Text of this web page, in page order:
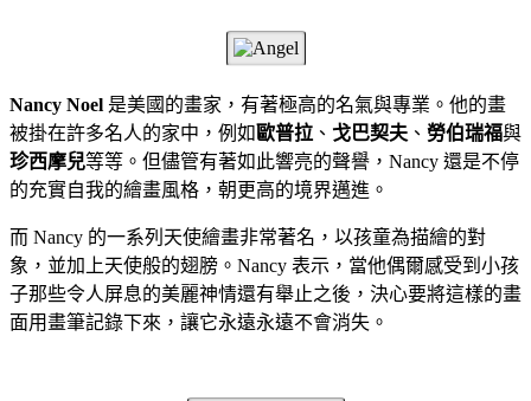
Nancy Noel 是美國的畫家，有著極高的名氣與專業。他的畫
被掛在許多名人的家中，例如歐普拉 、 戈巴契夫 、 勞伯瑞福與
珍西摩兒等等。但儘管有著如此響亮的聲譽，Nancy 還是不停
的充實自我的繪畫風格，朝更高的境界邁進。
而 Nancy 的一系列天使繪畫非常著名，以孩童為描繪的對
象，並加上天使般的翅膀。Nancy 表示，當他偶爾感受到小孩
子那些令人屏息的美麗神情還有舉止之後，決心要將這樣的畫
面用畫筆記錄下來，讓它永遠永遠不會消失。